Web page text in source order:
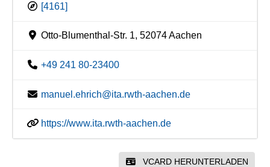
[4161]
Otto-Blumenthal-Str. 1, 52074 Aachen
+49 241 80-23400
manuel.ehrich@ita.rwth-aachen.de
https://www.ita.rwth-aachen.de
VCARD HERUNTERLADEN